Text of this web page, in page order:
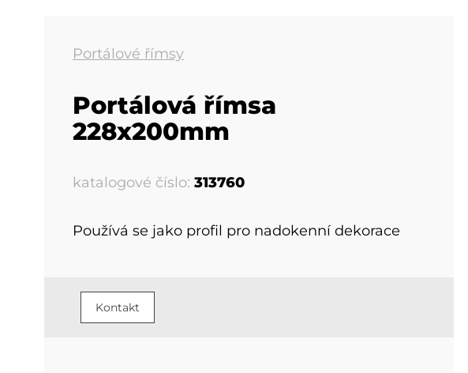
Portálové římsy
Portálová římsa
228x200mm
katalogové číslo: 313760
Používá se jako profil pro nadokenní dekorace
Kontakt